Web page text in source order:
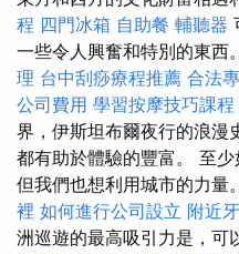
程 四門冰箱 自助餐 輔聽器
一些令人興奮和特別的東西
理 台中刮痧療程推薦 合法
公司費用 學習按摩技巧課程
界，伊斯坦布爾夜行的浪漫
都有助於體驗的豐富。 至
但我們也想利用城市的力量
裡 如何進行公司設立 附近
洲巡遊的最高吸引力是，可